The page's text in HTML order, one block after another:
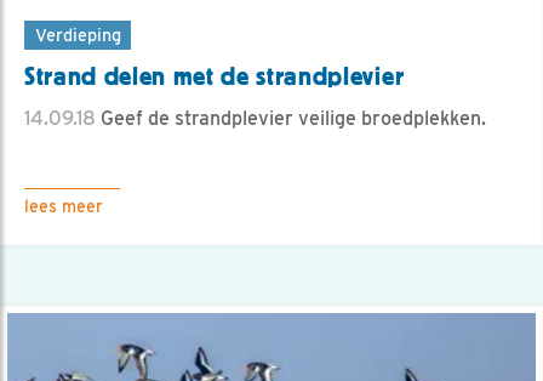
Verdieping
Strand delen met de strandplevier
14.09.18 Geef de strandplevier veilige broedplekken.
lees meer